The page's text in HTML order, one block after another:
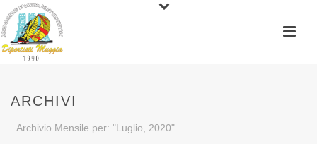
ARCHIVI
Archivio Mensile per: "Luglio, 2020"